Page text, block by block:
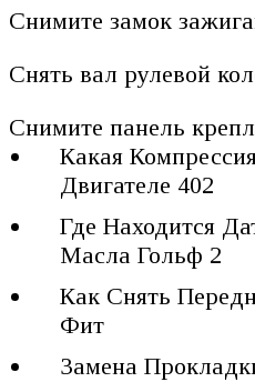
Снимите замок
Снять вал рулевой
Снимите панель
Какая
Двигателе 402
Где Находится
Масла Гольф 2
Как Снять
Фит
Замена